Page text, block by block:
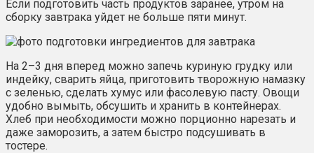
Если подготовить часть продуктов заранее, утром на
сборку завтрака уйдет не больше пяти минут.
На 2–3 дня вперед можно запечь куриную грудку или
индейку, сварить яйца, приготовить творожную намазку
с зеленью, сделать хумус или фасолевую пасту. Овощи
удобно вымыть, обсушить и хранить в контейнерах.
Хлеб при необходимости можно порционно нарезать и
даже заморозить, а затем быстро подсушивать в
тостере.